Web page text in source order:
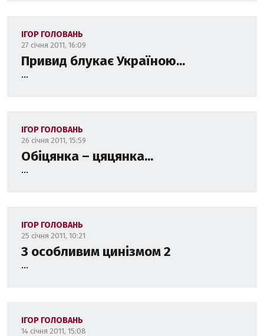
ІГОР ГОЛОВАНЬ
27 січня 2011, 16:09
Привид блукає Україною...
...
ІГОР ГОЛОВАНЬ
26 січня 2011, 15:59
Обіцянка – цяцянка...
...
ІГОР ГОЛОВАНЬ
25 січня 2011, 10:21
З особливим цинізмом 2
...
ІГОР ГОЛОВАНЬ
14 січня 2011, 15:08